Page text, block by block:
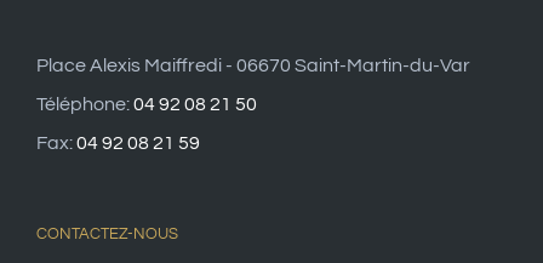
Place Alexis Maiffredi - 06670 Saint-Martin-du-Var
Téléphone:04 92 08 21 50
Fax:04 92 08 21 59
CONTACTEZ-NOUS